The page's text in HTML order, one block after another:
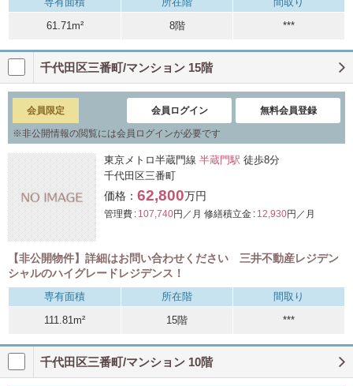
61.71m²
8階 ***
千代田区三番町/マンション 15階
会員限定 会員ログイン 無料会員登録
※非公開情報の閲覧には会員ログインが必要です
東京メトロ半蔵門線 半蔵門駅 徒歩8分
千代田区三番町
価格： 62,800万円
管理費 : 107,740円／月 修繕積立金 : 12,930円／月
【非公開物件】詳細はお問い合わせください 三井不動産レジデン
シャルのハイグレードレジデンス！
専有面積 所在階
間取り
111.81m²
15階 ***
千代田区三番町/マンション 10階